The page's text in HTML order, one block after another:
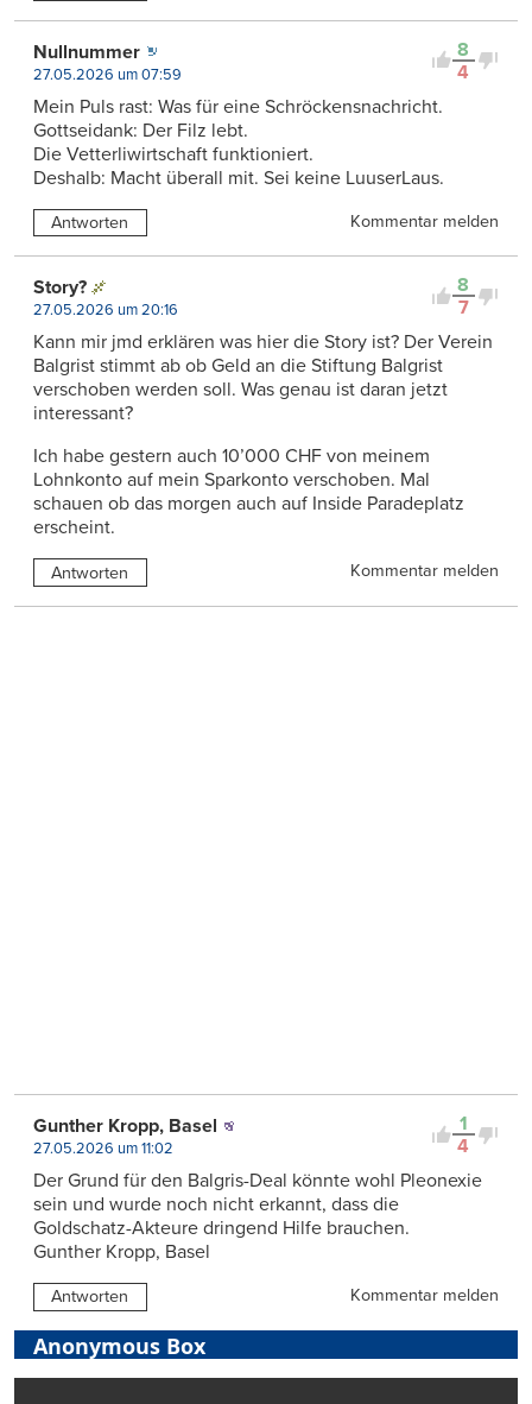
8
4
Nullnummer
27.05.2026 um 07:59
Mein Puls rast: Was für eine Schröckensnachricht.
Gottseidank: Der Filz lebt.
Die Vetterliwirtschaft funktioniert.
Deshalb: Macht überall mit. Sei keine LuuserLaus.
Antworten Kommentar melden
8
7
Story?
27.05.2026 um 20:16
Kann mir jmd erklären was hier die Story ist? Der Verein
Balgrist stimmt ab ob Geld an die Stiftung Balgrist
verschoben werden soll. Was genau ist daran jetzt
interessant?
Ich habe gestern auch 10’000 CHF von meinem
Lohnkonto auf mein Sparkonto verschoben. Mal
schauen ob das morgen auch auf Inside Paradeplatz
erscheint.
Antworten Kommentar melden
1
4
Gunther Kropp, Basel
27.05.2026 um 11:02
Der Grund für den Balgris-Deal könnte wohl Pleonexie
sein und wurde noch nicht erkannt, dass die
Goldschatz-Akteure dringend Hilfe brauchen.
Gunther Kropp, Basel
Antworten Kommentar melden
Anonymous Box